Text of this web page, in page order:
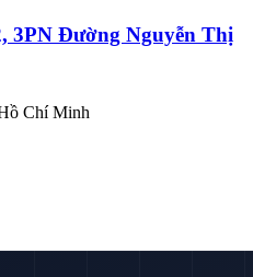
3PN Đường Nguyễn Thị
Chí Minh